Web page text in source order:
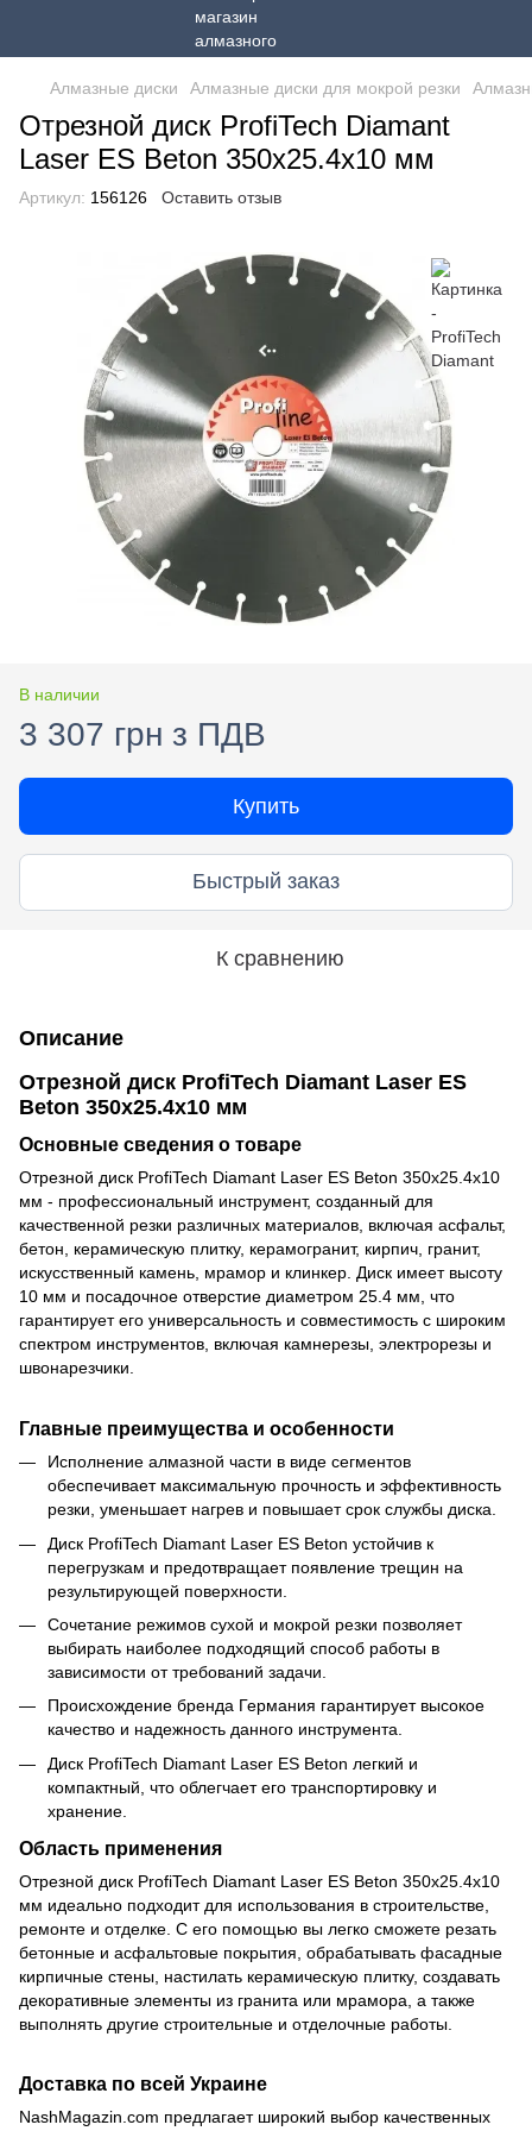
Алмазные диски Алмазные диски для мокрой резки
Отрезной диск ProfiTech Diamant
Laser ES Beton 350х25.4х10 мм
Артикул: 156126 Оставить отзыв
В наличии
3 307 грн з ПДВ
Купить
Быстрый заказ
К сравнению
Описание
Отрезной диск ProfiTech Diamant Laser ES
Beton 350х25.4х10 мм
Основные сведения о товаре
Отрезной диск ProfiTech Diamant Laser ES Beton 350х25.4х10
мм - профессиональный инструмент, созданный для
качественной резки различных материалов, включая асфальт,
бетон, керамическую плитку, керамогранит, кирпич, гранит,
искусственный камень, мрамор и клинкер. Диск имеет высоту
10 мм и посадочное отверстие диаметром 25.4 мм, что
гарантирует его универсальность и совместимость с широким
спектром инструментов, включая камнерезы, электрорезы и
швонарезчики.
Главные преимущества и особенности
Исполнение алмазной части в виде сегментов
обеспечивает максимальную прочность и эффективность
резки, уменьшает нагрев и повышает срок службы диска.
Диск ProfiTech Diamant Laser ES Beton устойчив к
перегрузкам и предотвращает появление трещин на
результирующей поверхности.
Сочетание режимов сухой и мокрой резки позволяет
выбирать наиболее подходящий способ работы в
зависимости от требований задачи.
Происхождение бренда Германия гарантирует высокое
качество и надежность данного инструмента.
Диск ProfiTech Diamant Laser ES Beton легкий и
компактный, что облегчает его транспортировку и
хранение.
Область применения
Отрезной диск ProfiTech Diamant Laser ES Beton 350х25.4х10
мм идеально подходит для использования в строительстве,
ремонте и отделке. С его помощью вы легко сможете резать
бетонные и асфальтовые покрытия, обрабатывать фасадные
кирпичные стены, настилать керамическую плитку, создавать
декоративные элементы из гранита или мрамора, а также
выполнять другие строительные и отделочные работы.
Доставка по всей Украине
NashMagazin.com предлагает широкий выбор качественных